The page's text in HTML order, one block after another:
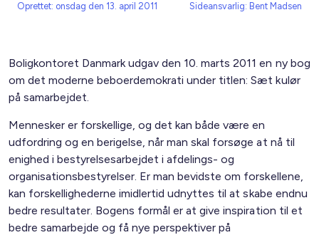
Oprettet: onsdag den 13. april 2011 Sideansvarlig: Bent Madsen
Boligkontoret Danmark udgav den 10. marts 2011 en ny bog
om det moderne beboerdemokrati under titlen: Sæt kulør
på samarbejdet.
Mennesker er forskellige, og det kan både være en
udfordring og en berigelse, når man skal forsøge at nå til
enighed i bestyrelsesarbejdet i afdelings- og
organisationsbestyrelser. Er man bevidste om forskellene,
kan forskellighederne imidlertid udnyttes til at skabe endnu
bedre resultater. Bogens formål er at give inspiration til et
bedre samarbejde og få nye perspektiver på